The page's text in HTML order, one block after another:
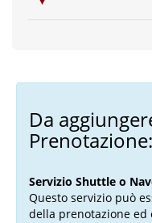
Da
Prenotazione:
Servizio Shuttle o
Questo servizio può
della prenotazione ed